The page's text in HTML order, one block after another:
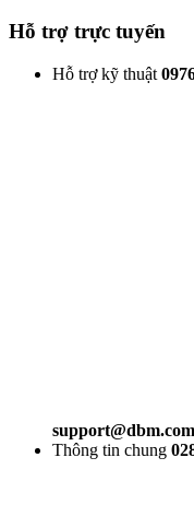
Hỗ trợ trực tuyến
Hỗ trợ kỹ thuật
Thông tin chung